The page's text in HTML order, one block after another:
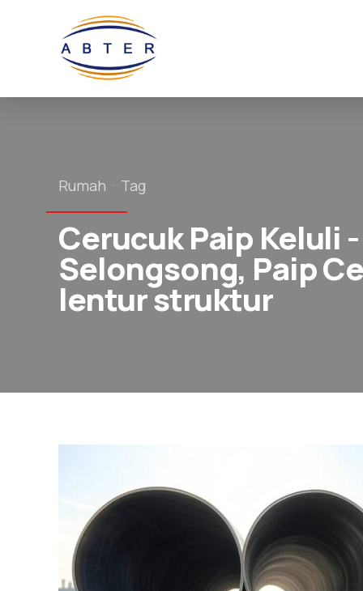
Rumah Tag
Cerucuk Paip Keluli
Selongsong, Paip
lentur struktur